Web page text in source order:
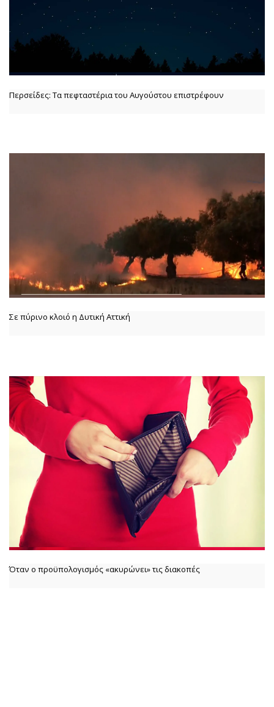
Περσείδες: Τα πεφταστέρια του Αυγούστου επιστρέφουν
Σε πύρινο κλοιό η Δυτική Αττική
Όταν ο προϋπολογισμός «ακυρώνει» τις διακοπές